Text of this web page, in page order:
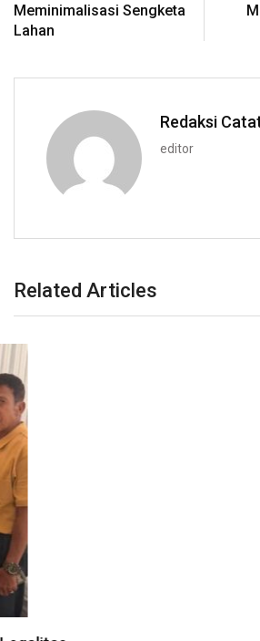
Meminimalisasi Sengketa
Lahan
Redaksi
editor
Related Articles